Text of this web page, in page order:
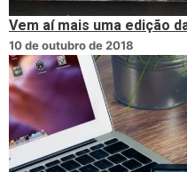
Vem aí mais uma edição
10 de outubro de 2018